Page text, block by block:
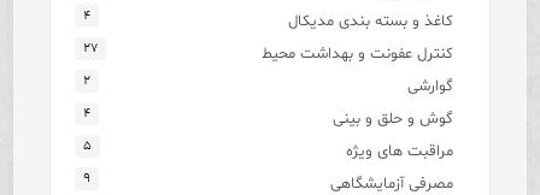
کاغذ و بسته بندی مدیکال ۴
کنترل عفونت و بهداشت محیط ۲۷
گوارشی ۲
گوش و حلق و بینی ۴
مراقبت های ویژه ۵
مصرفی آزمایشگاهی ۹